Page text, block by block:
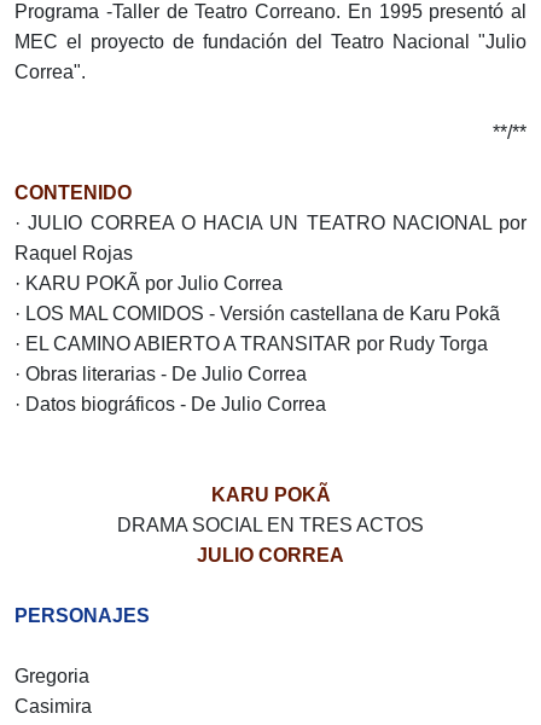
Programa -Taller de Teatro Correano. En 1995 presentó al
MEC el proyecto de fundación del Teatro Nacional "Julio
Correa".
**/**
CONTENIDO
· JULIO CORREA O HACIA UN TEATRO NACIONAL por
Raquel Rojas
· KARU POKÃ por Julio Correa
· LOS MAL COMIDOS - Versión castellana de Karu Pokã
· EL CAMINO ABIERTO A TRANSITAR por Rudy Torga
· Obras literarias - De Julio Correa
· Datos biográficos - De Julio Correa
KARU POKÃ
DRAMA SOCIAL EN TRES ACTOS
JULIO CORREA
PERSONAJES
Gregoria
Casimira